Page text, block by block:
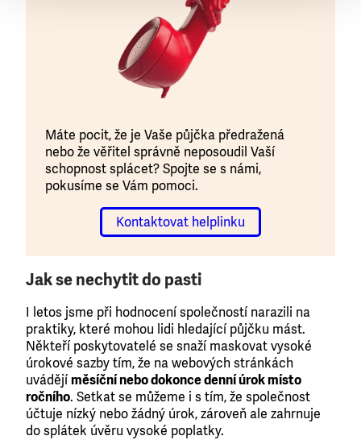
Máte pocit, že je Vaše půjčka předražená
nebo že věřitel správně neposoudil Vaší
schopnost splácet? Spojte se s námi,
pokusíme se Vám pomoci.
Kontaktovat helplinku
Jak se nechytit do pasti
I letos jsme při hodnocení společností narazili na
praktiky, které mohou lidi hledající půjčku mást.
Někteří poskytovatelé se snaží maskovat vysoké
úrokové sazby tím, že na webových stránkách
uvádějíměsíční nebo dokonce denní úrok místo
ročního. Setkat se můžeme i s tím, že společnost
účtuje nízký nebo žádný úrok, zároveň ale zahrnuje
do splátek úvěru vysoké poplatky.